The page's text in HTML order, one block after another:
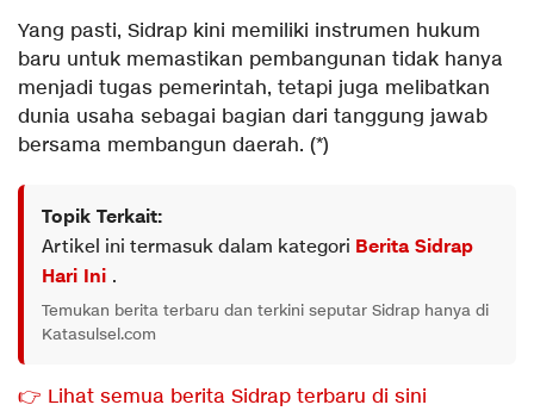
Yang pasti, Sidrap kini memiliki instrumen hukum
baru untuk memastikan pembangunan tidak hanya
menjadi tugas pemerintah, tetapi juga melibatkan
dunia usaha sebagai bagian dari tanggung jawab
bersama membangun daerah. (*)
Topik Terkait:
Artikel ini termasuk dalam kategori Berita Sidrap
Hari Ini .
Temukan berita terbaru dan terkini seputar Sidrap hanya di
Katasulsel.com
👉 Lihat semua berita Sidrap terbaru di sini